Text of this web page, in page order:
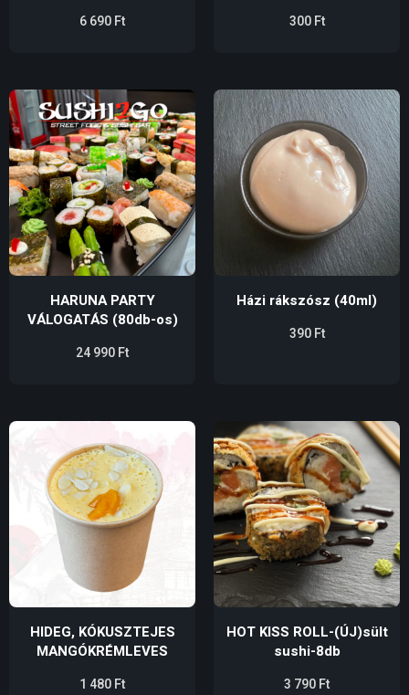
6 690Ft 300Ft
HARUNA PARTY
VÁLOGATÁS (80db-os)
24 990Ft
Házi rákszósz (40ml)
390Ft
HIDEG, KÓKUSZTEJES
MANGÓKRÉMLEVES
1 480Ft
HOT KISS ROLL-(ÚJ)sült
sushi-8db
3 790Ft